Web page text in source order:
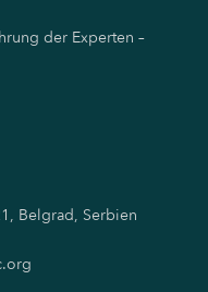
der Experten –
Belgrad, Serbien